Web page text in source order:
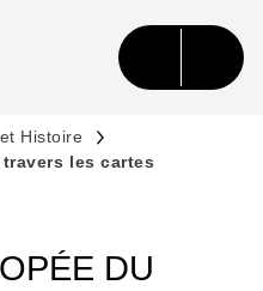
CONTENU
Histoire
les cartes
DU